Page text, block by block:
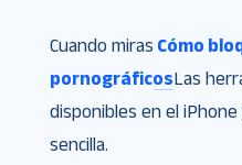
Cuando miras Cómo
pornográficosLas
disponibles en el
sencilla.